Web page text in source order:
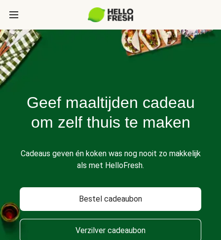
Geef maaltijden cadeau
om zelf thuis te maken
Cadeaus geven én koken was nog nooit zo makkelijk
als met HelloFresh.
Bestel cadeaubon
Verzilver cadeaubon